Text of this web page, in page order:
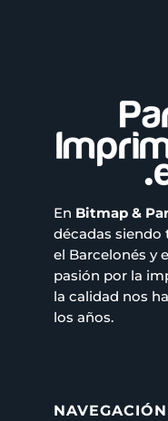
En Bitmap &
décadas siendo
el Barcelonés y
pasión por la
la calidad nos
los años.
NAVEGACIÓN